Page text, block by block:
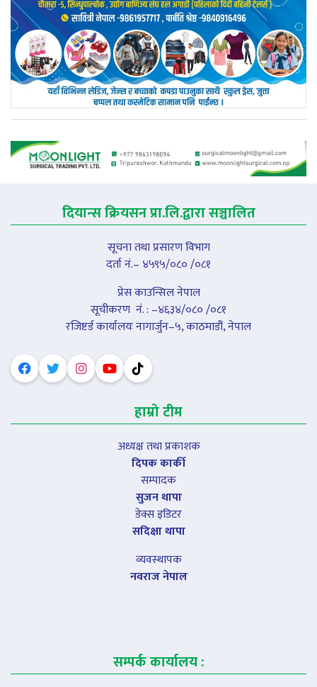
दियान्स क्रियसन प्रा.लि.द्वारा सञ्चालित
सूचना तथा प्रसारण विभाग
दर्ता नं.– ४५९५/०८० /०८१
प्रेस काउन्सिल नेपाल
सूचीकरण नंं. : –४६३४/०८० /०८१
रजिष्टर्ड कार्यालयः नागार्जुन–५, काठमाडौं, नेपाल
हाम्रो टीम
अध्यक्ष तथा प्रकाशक
दिपक कार्की
सम्पादक
सुजन थापा
डेक्स इडिटर
सदिक्षा थापा
व्यवस्थापक
नवराज नेपाल
सम्पर्क कार्यालय :